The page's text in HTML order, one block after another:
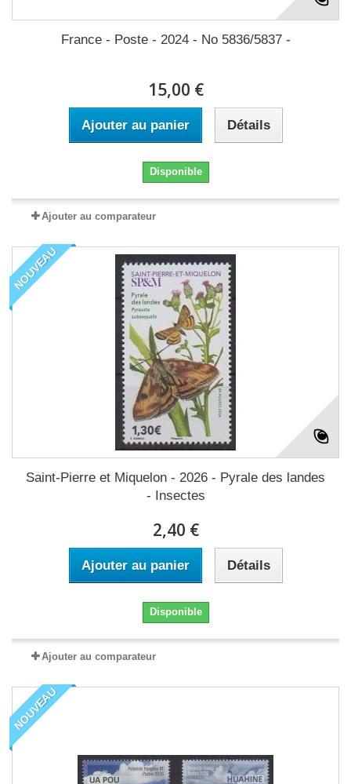
France - Poste - 2024 - No 5836/5837 -
15,00 €
Ajouter au panier Détails
Disponible
Ajouter au comparateur
NOUVEAU
Saint-Pierre et Miquelon - 2026 - Pyrale des landes
- Insectes
2,40 €
Ajouter au panier Détails
Disponible
Ajouter au comparateur
NOUVEAU